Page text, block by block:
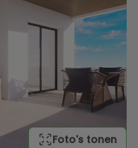
Foto's tonen